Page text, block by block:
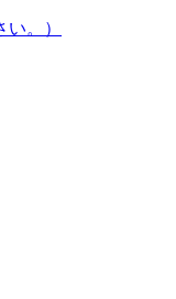
。）